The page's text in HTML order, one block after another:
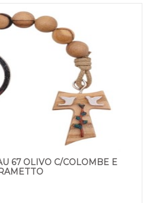
67 OLIVO C/COLOMBE E